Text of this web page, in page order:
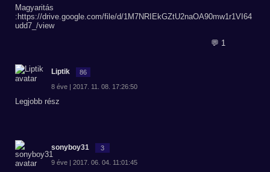
Magyaritás
:https://drive.google.com/file/d/1M7NRIEkGZtU2naOA90mw1r1VI64
udd7_/view
💬 1
Liptik 86
8 éve | 2017. 11. 08. 17:26:50
Legjobb rész
sonyboy31 3
9 éve | 2017. 06. 04. 11:01:45